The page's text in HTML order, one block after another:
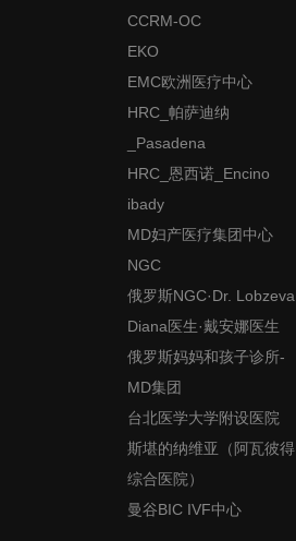
CCRM-OC
EKO
EMC欧洲医疗中心
HRC_帕萨迪纳
_Pasadena
HRC_恩西诺_Encino
ibady
MD妇产医疗集团中心
NGC
俄罗斯NGC·Dr. Lobzeva
Diana医生·戴安娜医生
俄罗斯妈妈和孩子诊所-
MD集团
台北医学大学附设医院
斯堪的纳维亚（阿瓦彼得
综合医院）
曼谷BIC IVF中心